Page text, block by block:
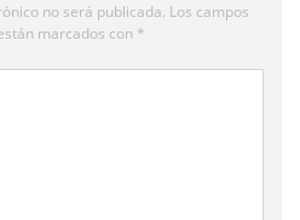
no será publicada. Los campos
marcados con *